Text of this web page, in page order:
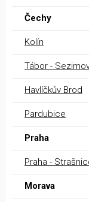
Čechy
Kolín
Tábor -
Havlíčkův Brod
Pardubice
Praha
Praha -
Morava